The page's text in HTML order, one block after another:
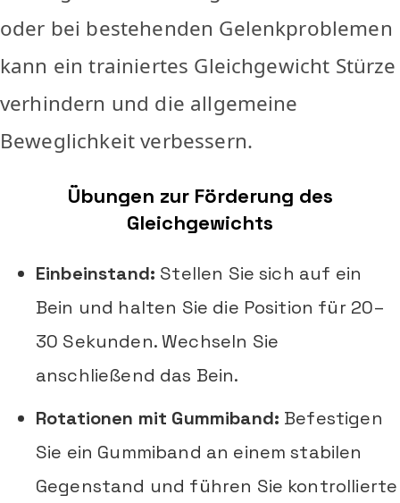
oder bei bestehenden Gelenkproblemen
kann ein trainiertes Gleichgewicht Stürze
verhindern und die allgemeine
Beweglichkeit verbessern.
Übungen zur Förderung des
Gleichgewichts
Einbeinstand: Stellen Sie sich auf ein
Bein und halten Sie die Position für 20–
30 Sekunden. Wechseln Sie
anschließend das Bein.
Rotationen mit Gummiband: Befestigen
Sie ein Gummiband an einem stabilen
Gegenstand und führen Sie kontrollierte